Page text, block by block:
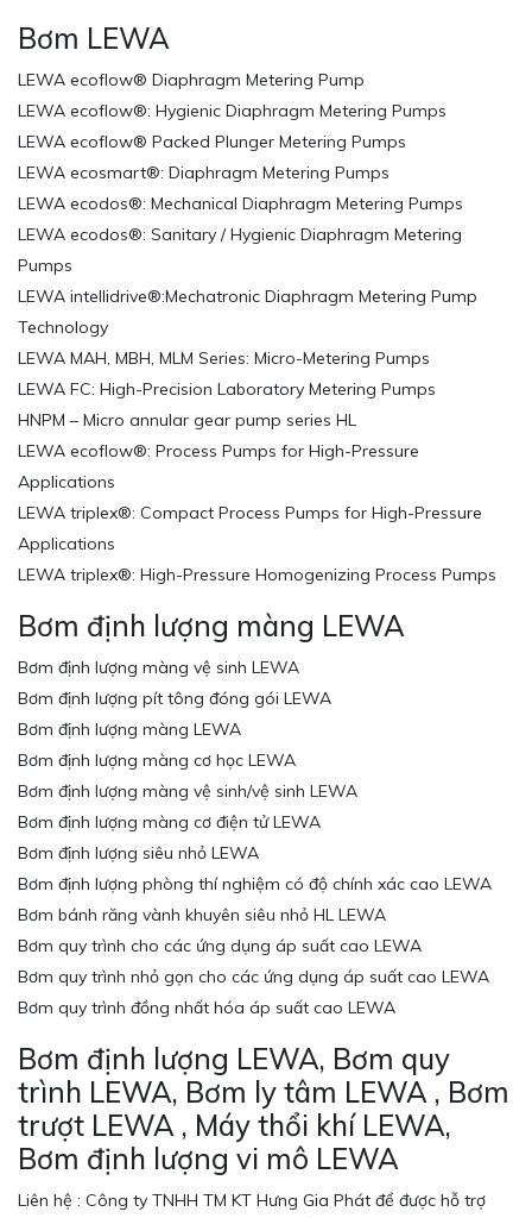
Bơm LEWA
LEWA ecoflow® Diaphragm Metering Pump
LEWA ecoflow®: Hygienic Diaphragm Metering Pumps
LEWA ecoflow® Packed Plunger Metering Pumps
LEWA ecosmart®: Diaphragm Metering Pumps
LEWA ecodos®: Mechanical Diaphragm Metering Pumps
LEWA ecodos®: Sanitary / Hygienic Diaphragm Metering
Pumps
LEWA intellidrive®:Mechatronic Diaphragm Metering Pump
Technology
LEWA MAH, MBH, MLM Series: Micro-Metering Pumps
LEWA FC: High-Precision Laboratory Metering Pumps
HNPM – Micro annular gear pump series HL
LEWA ecoflow®: Process Pumps for High-Pressure
Applications
LEWA triplex®: Compact Process Pumps for High-Pressure
Applications
LEWA triplex®: High-Pressure Homogenizing Process Pumps
Bơm định lượng màng LEWA
Bơm định lượng màng vệ sinh LEWA
Bơm định lượng pít tông đóng gói LEWA
Bơm định lượng màng LEWA
Bơm định lượng màng cơ học LEWA
Bơm định lượng màng vệ sinh/vệ sinh LEWA
Bơm định lượng màng cơ điện tử LEWA
Bơm định lượng siêu nhỏ LEWA
Bơm định lượng phòng thí nghiệm có độ chính xác cao LEWA
Bơm bánh răng vành khuyên siêu nhỏ HL LEWA
Bơm quy trình cho các ứng dụng áp suất cao LEWA
Bơm quy trình nhỏ gọn cho các ứng dụng áp suất cao LEWA
Bơm quy trình đồng nhất hóa áp suất cao LEWA
Bơm định lượng LEWA, Bơm quy
trình LEWA, Bơm ly tâm LEWA , Bơm
trượt LEWA , Máy thổi khí LEWA,
Bơm định lượng vi mô LEWA
Liên hệ : Công ty TNHH TM KT Hưng Gia Phát để được hỗ trợ